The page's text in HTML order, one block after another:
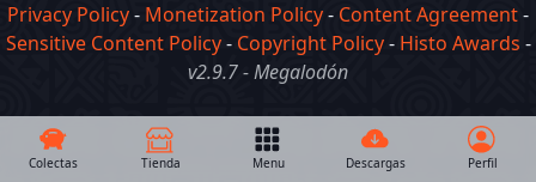
Privacy Policy- Monetization Policy- Content Agreement-
Sensitive Content Policy- Copyright Policy- Histo Awards -
v2.9.7 - Megalodón
Colectas Tienda Menu Descargas Perfil